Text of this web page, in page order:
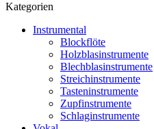
Kategorien
Instrumental
Blockflöte
Holzblasinstrumente
Blechblasinstrumente
Streichinstrumente
Tasteninstrumente
Zupfinstrumente
Schlaginstrumente